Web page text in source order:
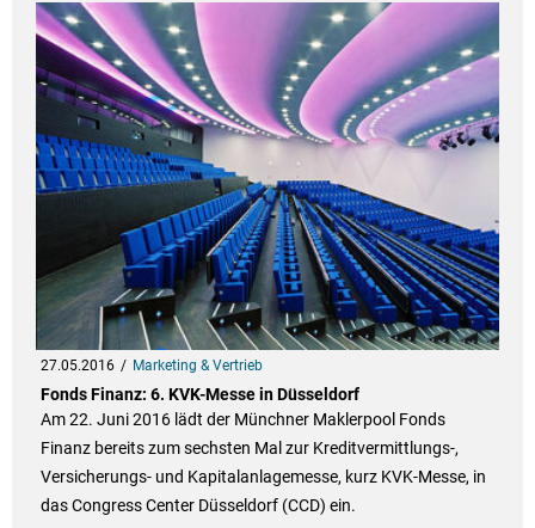
27.05.2016 Marketing & Vertrieb
Fonds Finanz: 6. KVK-Messe in Düsseldorf
Am 22. Juni 2016 lädt der Münchner Maklerpool Fonds
Finanz bereits zum sechsten Mal zur Kreditvermittlungs-,
Versicherungs- und Kapitalanlagemesse, kurz KVK-Messe, in
das Congress Center Düsseldorf (CCD) ein.